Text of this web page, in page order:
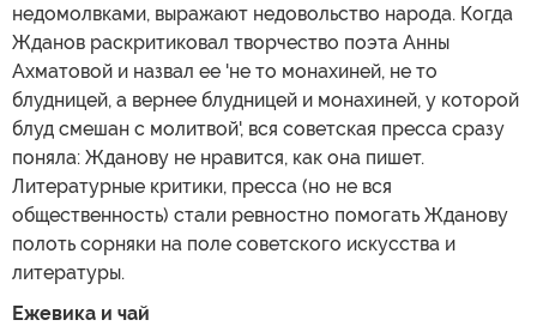
недомолвками, выражают недовольство народа. Когда
Жданов раскритиковал творчество поэта Анны
Ахматовой и назвал ее 'не то монахиней, не то
блудницей, а вернее блудницей и монахиней, у которой
блуд смешан с молитвой', вся советская пресса сразу
поняла: Жданову не нравится, как она пишет.
Литературные критики, пресса (но не вся
общественность) стали ревностно помогать Жданову
полоть сорняки на поле советского искусства и
литературы.
Ежевика и чай